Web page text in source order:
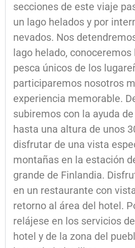
secciones de este viaje
un lago helados y por
nevados. Nos
lago helado,
pesca únicos de los
participaremos nosotros
experiencia memorable.
subiremos con la ayuda
hasta una altura de unos
disfrutar de una vista
montañas en la estación
grande de Finlandia.
en un restaurante con
retorno al área del hotel.
relájese en los servicios
hotel y de la zona del